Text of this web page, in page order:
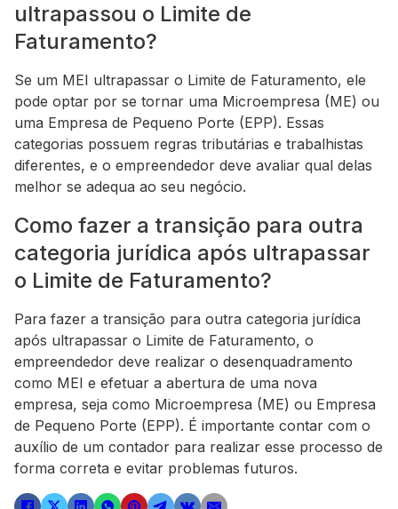
ultrapassou o Limite de
Faturamento?
Se um MEI ultrapassar o Limite de Faturamento, ele
pode optar por se tornar uma Microempresa (ME) ou
uma Empresa de Pequeno Porte (EPP). Essas
categorias possuem regras tributárias e trabalhistas
diferentes, e o empreendedor deve avaliar qual delas
melhor se adequa ao seu negócio.
Como fazer a transição para outra
categoria jurídica após ultrapassar
o Limite de Faturamento?
Para fazer a transição para outra categoria jurídica
após ultrapassar o Limite de Faturamento, o
empreendedor deve realizar o desenquadramento
como MEI e efetuar a abertura de uma nova
empresa, seja como Microempresa (ME) ou Empresa
de Pequeno Porte (EPP). É importante contar com o
auxílio de um contador para realizar esse processo de
forma correta e evitar problemas futuros.